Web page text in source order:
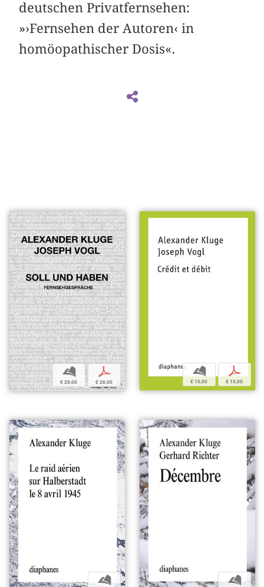
deutschen Privatfernsehen:
»›Fernsehen der Autoren‹ in
homöopathischer Dosis«.
b
€ 28,00
p
€ 28,00
b
€ 15,00
p
€ 15,00
b b